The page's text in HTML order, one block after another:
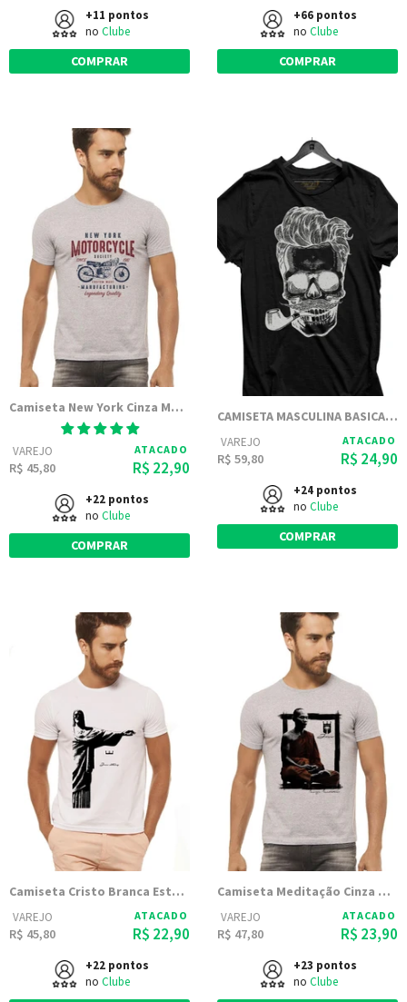
+11 pontos
no Clube
COMPRAR
+66 pontos
no Clube
COMPRAR
Camiseta New York Cinza Mescla Estampada
VAREJO
R$ 45,80
ATACADO
R$ 22,90
+22 pontos
no Clube
COMPRAR
CAMISETA MASCULINA BASICA ESTAMPADA JAY JAY - CAVEIRA CHARUTO BRANCO
VAREJO
R$ 59,80
ATACADO
R$ 24,90
+24 pontos
no Clube
COMPRAR
Camiseta Cristo Branca Estampada
VAREJO
R$ 45,80
ATACADO
R$ 22,90
+22 pontos
no Clube
Camiseta Meditação Cinza Mescla Estampada
VAREJO
R$ 47,80
ATACADO
R$ 23,90
+23 pontos
no Clube